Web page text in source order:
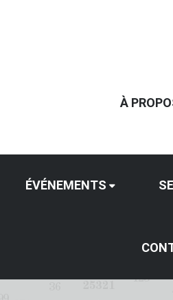
À
ÉVÉNEMENTS